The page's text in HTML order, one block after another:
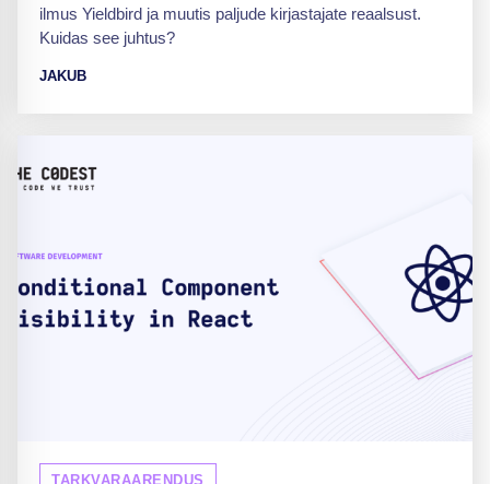
ilmus Yieldbird ja muutis paljude kirjastajate reaalsust.
Kuidas see juhtus?
JAKUB
TARKVARAARENDUS